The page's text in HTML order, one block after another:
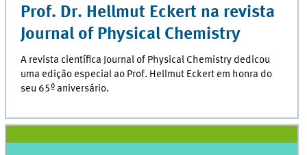
Prof. Dr. Hellmut Eckert na revista
Journal of Physical Chemistry
A revista científica Journal of Physical Chemistry dedicou
uma edição especial ao Prof. Hellmut Eckert em honra do
seu 65º aniversário.